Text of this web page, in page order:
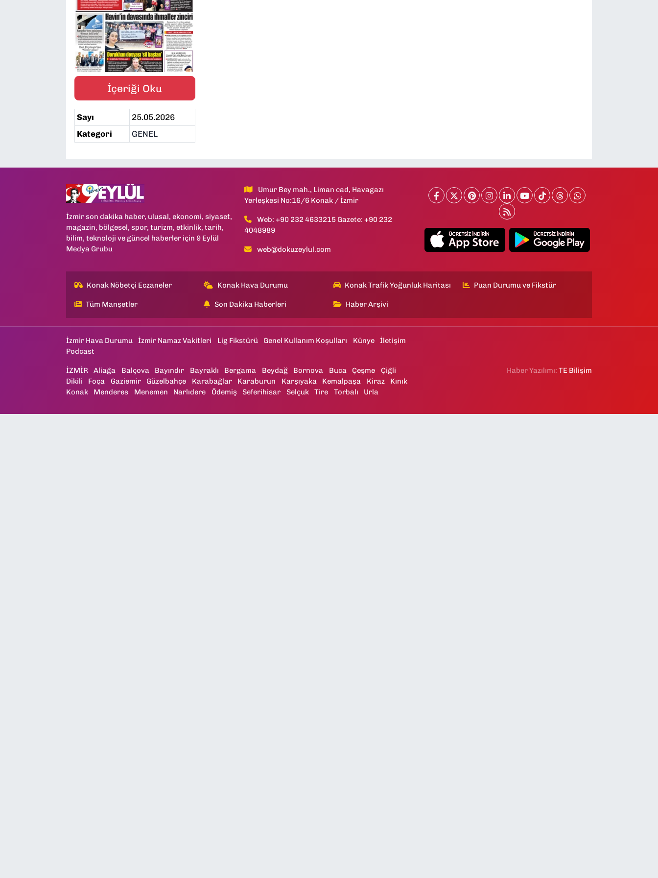
İçeriği Oku
Sayı
25.05.2026
Kategori
GENEL
İzmir son dakika haber, ulusal, ekonomi, siyaset,
magazin, bölgesel, spor, turizm, etkinlik, tarih,
bilim, teknoloji ve güncel haberler için 9 Eylül
Medya Grubu
Umur Bey mah., Liman cad, Havagazı
Yerleşkesi No:16/6 Konak / İzmir
Web: +90 232 4633215 Gazete: +90 232
4048989
web@dokuzeylul.com
Konak Nöbetçi Eczaneler Konak Hava Durumu Konak Trafik Yoğunluk Haritası Puan Durumu ve Fikstür
Tüm Manşetler Son Dakika Haberleri Haber Arşivi
İzmir Hava Durumu İzmir Namaz Vakitleri Lig Fikstürü Genel Kullanım Koşulları Künye
İletişim
Podcast
İZMİR Aliağa Balçova Bayındır Bayraklı Bergama Beydağ Bornova Buca Çeşme
Çiğli
Dikili
Foça Gaziemir Güzelbahçe Karabağlar Karaburun Karşıyaka Kemalpaşa Kiraz
Kınık
Konak
Menderes Menemen Narlıdere Ödemiş Seferihisar Selçuk Tire Torbalı Urla
Haber Yazılımı:TE Bilişim
YEREL YÖNETİMLER